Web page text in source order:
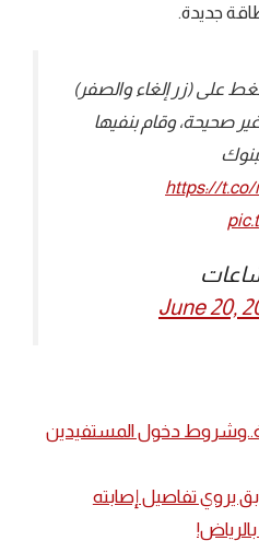
جديدة.
على (زر إلغاء والصفر)
صحيحة، وقام بنفيها
https://t.co/
June 20,
دخول المستفيدين
يروي تفاصيل إصابته